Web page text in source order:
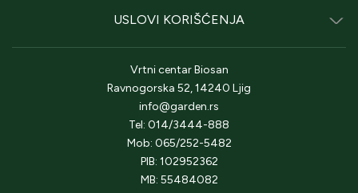
USLOVI KORIŠĆENJA
Vrtni centar Biosan
Ravnogorska 52, 14240 Ljig
info@garden.rs
Tel: 014/3444-888
Mob: 065/252-5482
PIB: 102952362
MB: 55484082